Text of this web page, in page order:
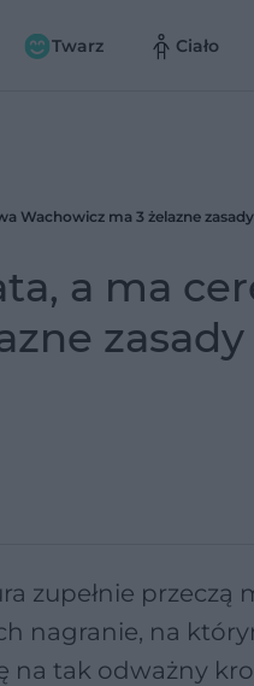
Twarz Ciało
Wachowicz ma 3 żelazne zasady
a ma
zasady
zupełnie przeczą
nagranie, na
na tak odważny